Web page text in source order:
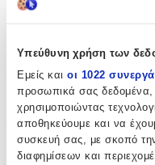
Υπεύθυνη χρήση των
Εμείς και οι 1022
προσωπικά σας δεδομένα,
χρησιμοποιώντας
αποθηκεύουμε και να
συσκευή σας, με σκοπό
διαφημίσεων και
Είδος
Σχέδιο:
Ματάκι
Τεμάχια:
50